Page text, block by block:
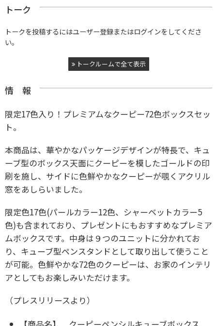
トーク
トークを投稿するにはユーザー登録またはログインをしてくださ
い。
トークルームで全て表示
情 報
限定17色入り！プレミアムなクーピー72色ボックスセッ
ト。
本商品は、華やかなパッケージデザインが特長で、キュ
ーブ型のボックス天面にクーピーを模したゴールドの印
刷を施し、サイドに色鮮やかなクーピーが覗くアクリル
窓をあしらいました。
限定色17色(パールカラー12色、シャーベットカラー5
色)も含まれており、プレゼントにもおすすめなプレミア
ムボックスです。中身は９つのユニットに分かれてお
り、キューブ型ペンスタンドとして取り出して使うこと
が可能。色鮮やかな72色のクーピーは、お家のインテリ
アとしてもお楽しみいただけます。
（プレスリリースより）
【商品名】 クーピーペンシルキューブボックス